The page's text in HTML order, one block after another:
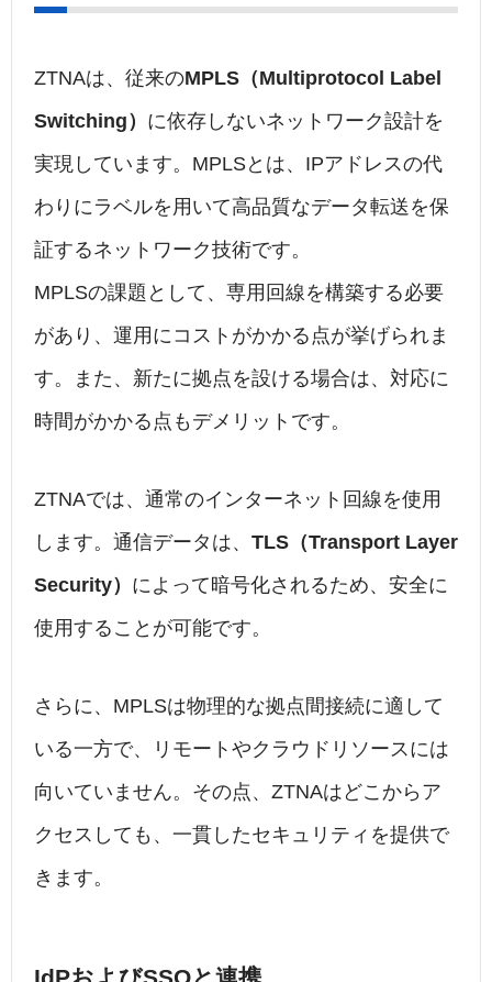
ZTNAは、従来のMPLS（Multiprotocol Label
Switching） に依存しないネットワーク設計を
実現しています。MPLSとは、IPアドレスの代
わりにラベルを用いて高品質なデータ転送を保
証するネットワーク技術です。
MPLSの課題として、専用回線を構築する必要
があり、運用にコストがかかる点が挙げられま
す。また、新たに拠点を設ける場合は、対応に
時間がかかる点もデメリットです。
ZTNAでは、通常のインターネット回線を使用
します。通信データは、 TLS（Transport Layer
Security） によって暗号化されるため、安全に
使用することが可能です。
さらに、MPLSは物理的な拠点間接続に適して
いる一方で、リモートやクラウドリソースには
向いていません。その点、ZTNAはどこからア
クセスしても、一貫したセキュリティを提供で
きます。